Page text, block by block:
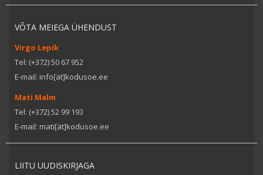
VÕTA MEIEGA ÜHENDUST
Virgo Lepik
Tel: (+372) 50 67 952
E-mail: info[ät]kodusoe.ee
Mati Malm
Tel: (+372) 52 99 193
E-mail: mati[ät]kodusoe.ee
LIITU UUDISKIRJAGA